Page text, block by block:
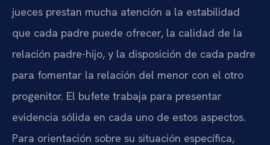
jueces prestan mucha atención a la estabilidad
que cada padre puede ofrecer, la calidad de la
relación padre-hijo, y la disposición de cada padre
para fomentar la relación del menor con el otro
progenitor. El bufete trabaja para presentar
evidencia sólida en cada uno de estos aspectos.
Para orientación sobre su situación específica,